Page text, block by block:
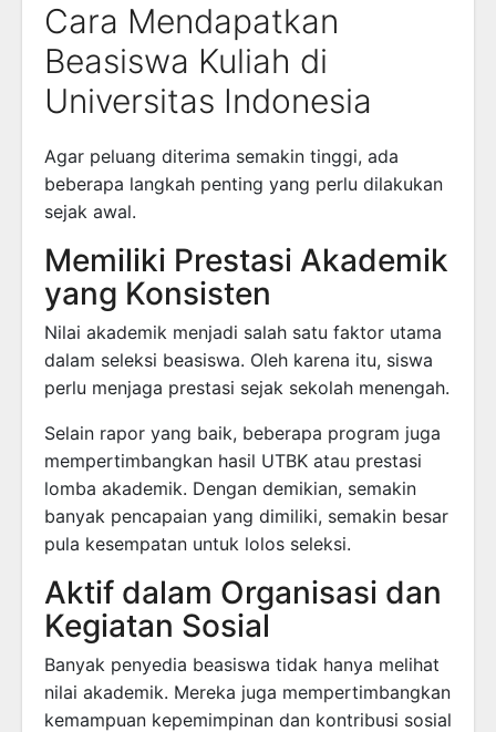
Cara Mendapatkan
Beasiswa Kuliah di
Universitas Indonesia
Agar peluang diterima semakin tinggi, ada
beberapa langkah penting yang perlu dilakukan
sejak awal.
Memiliki Prestasi Akademik
yang Konsisten
Nilai akademik menjadi salah satu faktor utama
dalam seleksi beasiswa. Oleh karena itu, siswa
perlu menjaga prestasi sejak sekolah menengah.
Selain rapor yang baik, beberapa program juga
mempertimbangkan hasil UTBK atau prestasi
lomba akademik. Dengan demikian, semakin
banyak pencapaian yang dimiliki, semakin besar
pula kesempatan untuk lolos seleksi.
Aktif dalam Organisasi dan
Kegiatan Sosial
Banyak penyedia beasiswa tidak hanya melihat
nilai akademik. Mereka juga mempertimbangkan
kemampuan kepemimpinan dan kontribusi sosial